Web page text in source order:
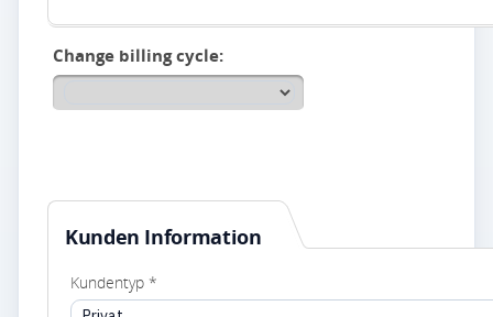
Change billing cycle:
Kunden Information
Kundentyp *